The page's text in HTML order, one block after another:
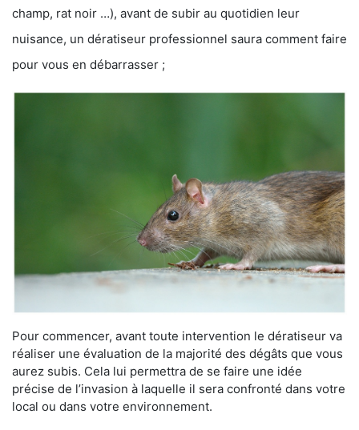
champ, rat noir …), avant de subir au quotidien leur
nuisance, un dératiseur professionnel saura comment faire
pour vous en débarrasser ;
Pour commencer, avant toute intervention le dératiseur va
réaliser une évaluation de la majorité des dégâts que vous
aurez subis. Cela lui permettra de se faire une idée
précise de l’invasion à laquelle il sera confronté dans votre
local ou dans votre environnement.